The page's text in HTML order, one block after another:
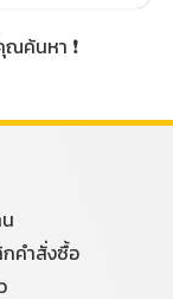
ค้นหา ❗
คำสั่งซื้อ